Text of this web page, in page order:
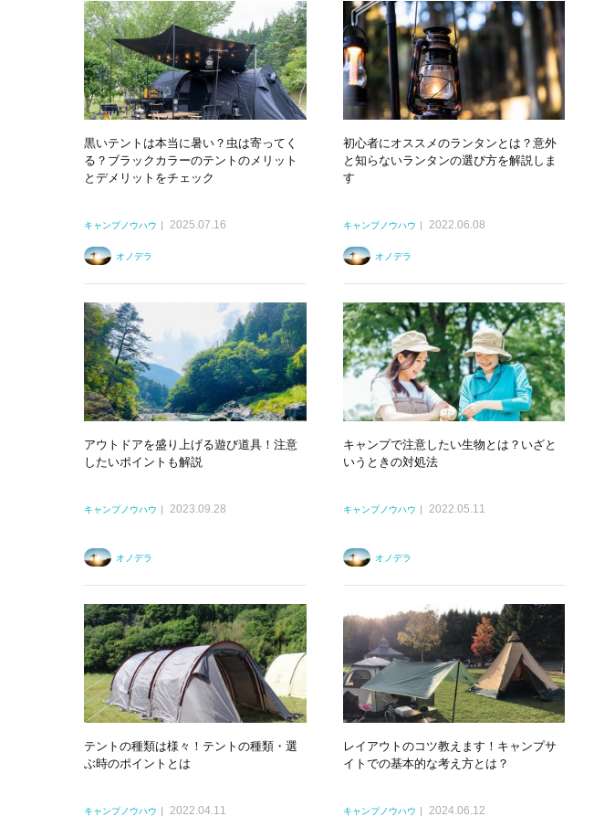
黒いテントは本当に暑い？虫は寄ってく
る？ブラックカラーのテントのメリット
とデメリットをチェック
キャンプノウハウ 2025.07.16
オノデラ
初心者にオススメのランタンとは？意外
と知らないランタンの選び方を解説しま
す
キャンプノウハウ 2022.06.08
オノデラ
アウトドアを盛り上げる遊び道具！注意
したいポイントも解説
キャンプノウハウ 2023.09.28
オノデラ
キャンプで注意したい生物とは？いざと
いうときの対処法
キャンプノウハウ 2022.05.11
オノデラ
テントの種類は様々！テントの種類・選
ぶ時のポイントとは
キャンプノウハウ 2022.04.11
レイアウトのコツ教えます！キャンプサ
イトでの基本的な考え方とは？
キャンプノウハウ 2024.06.12